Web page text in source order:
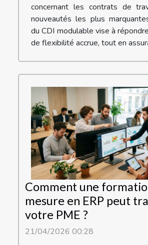
concernant les contrats de
nouveautés les plus
du CDI modulable vise à
de flexibilité accrue, tout en
Comment une
mesure en ERP peut
votre PME ?
21/04/2026 00:28